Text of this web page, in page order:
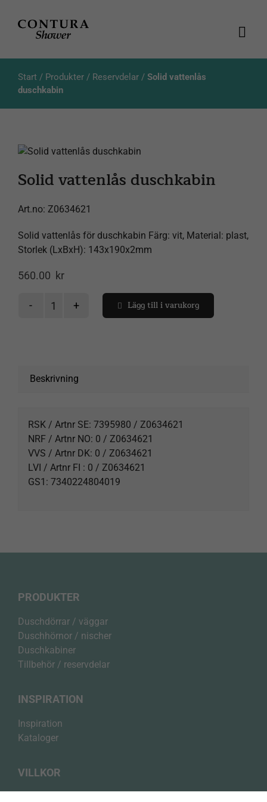
innehållet
Kataloger
Aktuellt
Om oss
Produktsökning
Varukorg
Start/ Produkter/ Reservdelar/ Solid vattenlås
duschkabin
Solid vattenlås duschkabin
Art.no: Z0634621
Solid vattenlås för duschkabin Färg: vit, Material: plast,
Storlek (LxBxH): 143x190x2mm
560.00 kr
Solid
Lägg till i varukorg
Beskrivning
RSK / Artnr SE: 7395980 / Z0634621
NRF / Artnr NO: 0 / Z0634621
VVS / Artnr DK: 0 / Z0634621
LVI / Artnr FI : 0 / Z0634621
GS1: 7340224804019
PRODUKTER
Duschdörrar / väggar
Duschhörnor / nischer
Duschkabiner
Tillbehör / reservdelar
INSPIRATION
Inspiration
Kataloger
VILLKOR